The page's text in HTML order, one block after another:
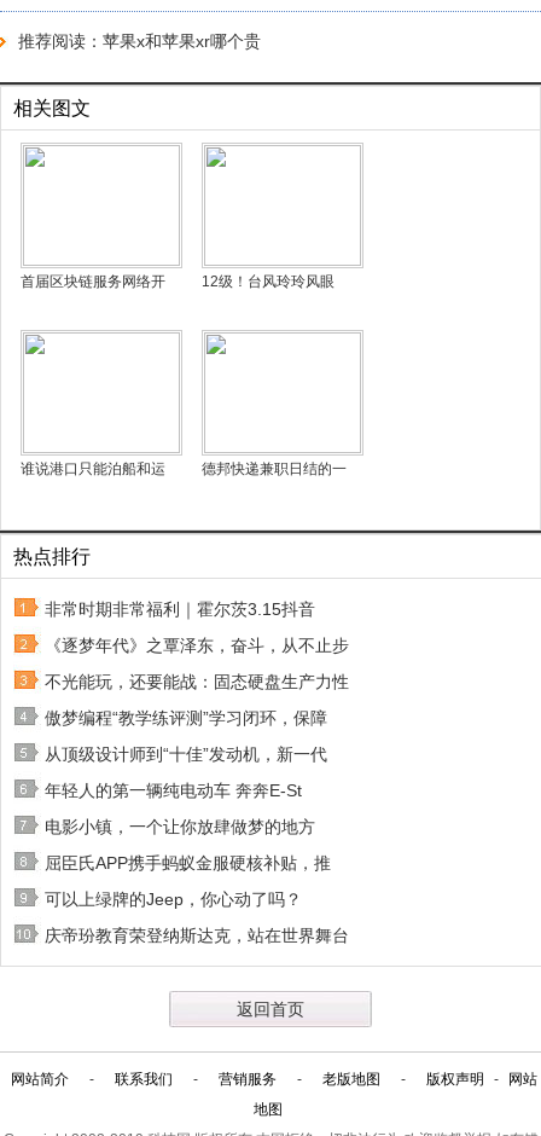
推荐阅读： 苹果x和苹果xr哪个贵
相关图文
首届区块链服务网络开 12级！台风玲玲风眼
谁说港口只能泊船和运 德邦快递兼职日结的一
热点排行
非常时期非常福利｜霍尔茨3.15抖音
《逐梦年代》之覃泽东，奋斗，从不止步
不光能玩，还要能战：固态硬盘生产力性
傲梦编程“教学练评测”学习闭环，保障
从顶级设计师到“十佳”发动机，新一代
年轻人的第一辆纯电动车 奔奔E-St
电影小镇，一个让你放肆做梦的地方
屈臣氏APP携手蚂蚁金服硬核补贴，推
可以上绿牌的Jeep，你心动了吗？
庆帝玢教育荣登纳斯达克，站在世界舞台
返回首页
网站简介 - 联系我们 - 营销服务 - 老版地图 - 版权声明 -
网站
地图